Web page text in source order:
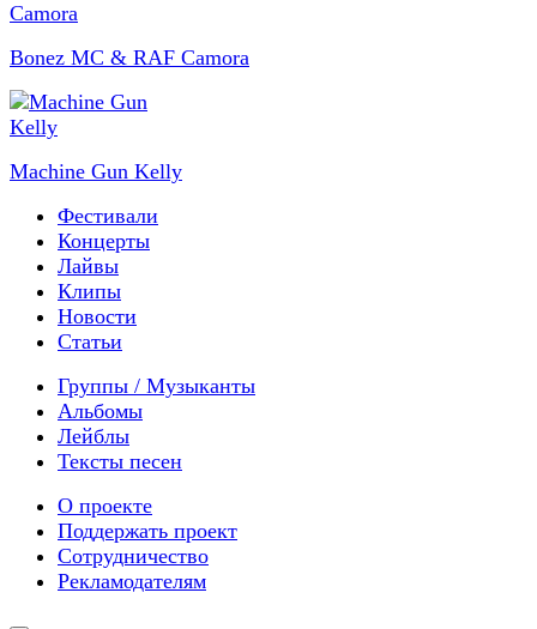
Bonez MC & RAF Camora
Machine Gun Kelly
Фестивали
Концерты
Лайвы
Клипы
Новости
Статьи
Группы / Музыканты
Альбомы
Лейблы
Тексты песен
О проекте
Поддержать проект
Сотрудничество
Рекламодателям